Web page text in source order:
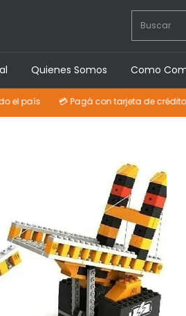
Quienes Somos Como
💳 Pagá con tarjeta de crédito o efectivo